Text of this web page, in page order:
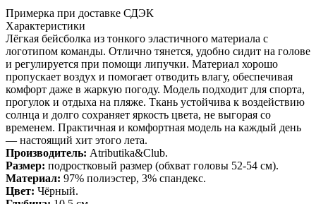
Примерка при доставке СДЭК
Характеристики
Лёгкая бейсболка из тонкого эластичного материала с
логотипом команды. Отлично тянется, удобно сидит на голове
и регулируется при помощи липучки. Материал хорошо
пропускает воздух и помогает отводить влагу, обеспечивая
комфорт даже в жаркую погоду. Модель подходит для спорта,
прогулок и отдыха на пляже. Ткань устойчива к воздействию
солнца и долго сохраняет яркость цвета, не выгорая со
временем. Практичная и комфортная модель на каждый день
— настоящий хит этого лета.
Производитель: Atributika&Club.
Размер: подростковый размер (обхват головы 52-54 см).
Материал: 97% полиэстер, 3% спандекс.
Цвет: Чёрный.